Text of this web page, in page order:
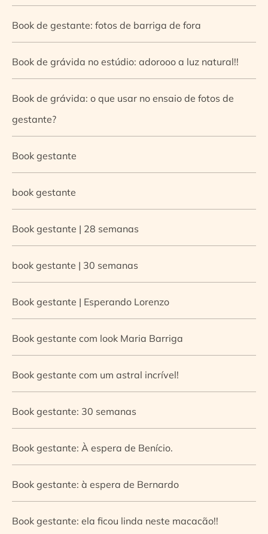
Book de gestante: fotos de barriga de fora
Book de grávida no estúdio: adorooo a luz natural!!
Book de grávida: o que usar no ensaio de fotos de
gestante?
Book gestante
book gestante
Book gestante | 28 semanas
book gestante | 30 semanas
Book gestante | Esperando Lorenzo
Book gestante com look Maria Barriga
Book gestante com um astral incrível!
Book gestante: 30 semanas
Book gestante: À espera de Benício.
Book gestante: à espera de Bernardo
Book gestante: ela ficou linda neste macacão!!